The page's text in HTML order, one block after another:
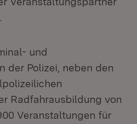
und
der Polizei, neben den
Radfahrausbildung von
Veranstaltungen für